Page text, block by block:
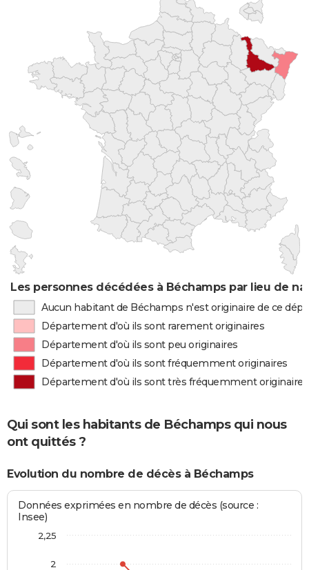
Les personnes décédées à Béchamps par lieu de
Aucun habitant de Béchamps n'est originaire de ce
Département d'où ils sont rarement originaires
Département d'où ils sont peu originaires
Département d'où ils sont fréquemment originaires
Département d'où ils sont très fréquemment originaires
Qui sont les habitants de Béchamps qui nous
ont quittés ?
Evolution du nombre de décès à Béchamps
Données exprimées en nombre de décès (source :
Insee)
2
2,25